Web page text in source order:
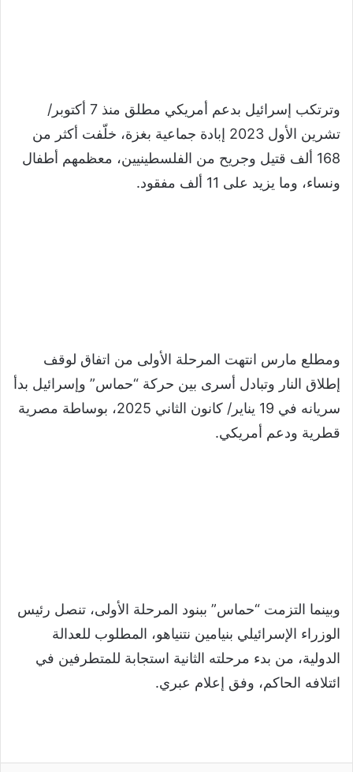
وترتكب إسرائيل بدعم أمريكي مطلق منذ 7 أكتوبر/
تشرين الأول 2023 إبادة جماعية بغزة، خلّفت أكثر من
168 ألف قتيل وجريح من الفلسطينيين، معظمهم أطفال
ونساء، وما يزيد على 11 ألف مفقود.
ومطلع مارس انتهت المرحلة الأولى من اتفاق لوقف
إطلاق النار وتبادل أسرى بين حركة “حماس” وإسرائيل بدأ
سريانه في 19 يناير/ كانون الثاني 2025، بوساطة مصرية
قطرية ودعم أمريكي.
وبينما التزمت “حماس” ببنود المرحلة الأولى، تنصل رئيس
الوزراء الإسرائيلي بنيامين نتنياهو، المطلوب للعدالة
الدولية، من بدء مرحلته الثانية استجابة للمتطرفين في
ائتلافه الحاكم، وفق إعلام عبري.